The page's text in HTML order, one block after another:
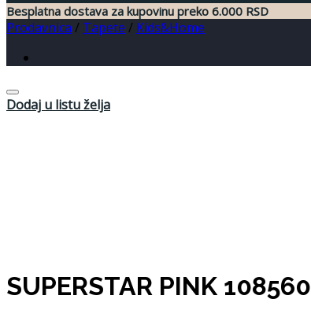
Besplatna dostava za kupovinu preko 6.000 RSD
Prodavnica / Tapete / Kids&Home
Dodaj u listu želja
SUPERSTAR PINK 108560